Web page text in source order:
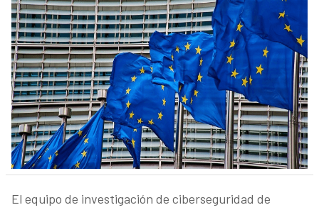
El equipo de investigación de ciberseguridad de